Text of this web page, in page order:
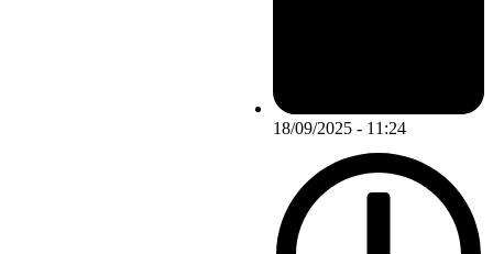
18/09/2025 - 11:24